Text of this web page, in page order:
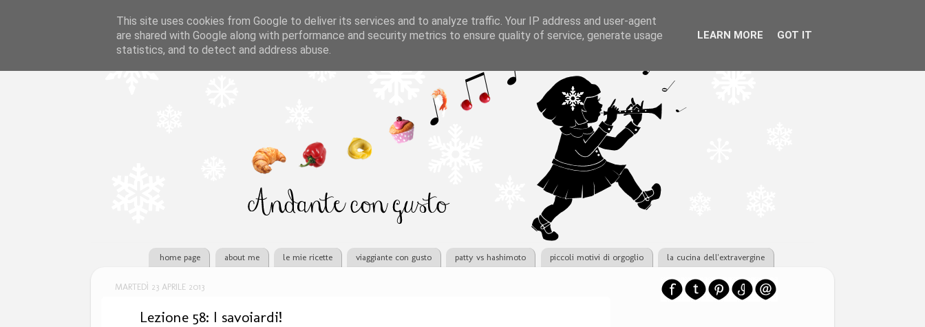
home page about me le mie ricette viaggiante con gusto patty vs hashimoto piccoli motivi di orgoglio la cucina dell'extravergine
MARTEDÌ 23 APRILE 2013
Lezione 58: I savoiardi!
This site uses cookies from Google to deliver its services and to analyze traffic. Your IP address and user-agent
are shared with Google along with performance and security metrics to ensure quality of service, generate usage
statistics, and to detect and address abuse.
LEARN MORE GOT IT